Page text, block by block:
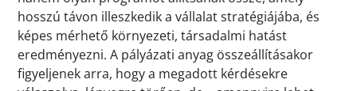
hosszú távon illeszkedik a vállalat stratégiájába, és
képes mérhető környezeti, társadalmi hatást
eredményezni. A pályázati anyag összeállításakor
figyeljenek arra, hogy a megadott kérdésekre